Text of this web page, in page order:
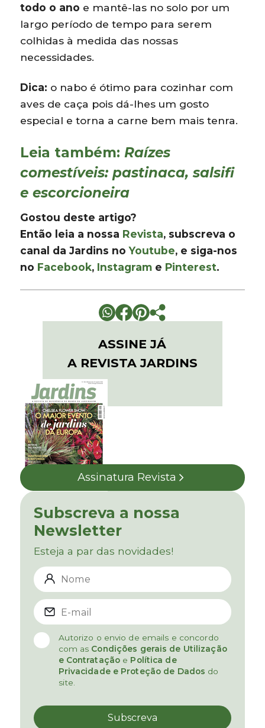
todo o ano e mantê-las no solo por um
largo período de tempo para serem
colhidas à medida das nossas
necessidades.
Dica: o nabo é ótimo para cozinhar com
aves de caça pois dá-lhes um gosto
especial e torna a carne bem mais tenra.
Leia também:Raízes
comestíveis: pastinaca, salsifi
e escorcioneira
Gostou deste artigo?
Então leia a nossa Revista, subscreva o
canal da Jardins noYoutube, e siga-nos
no Facebook, Instagram e Pinterest.
ASSINE JÁ
A REVISTA JARDINS
Assinatura Revista
Subscreva a nossa
Newsletter
Esteja a par das novidades!
Autorizo o envio de emails e concordo
com as Condições gerais de Utilização
e Contratação e Política de
Privacidade e Proteção de Dados do
site.